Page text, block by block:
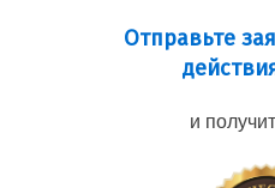
Отправьте
и